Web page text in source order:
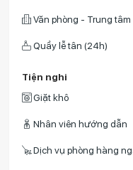
Văn phòng - Trung tâm
Quầy lễ tân (24h)
Tiện nghi
Giặt khô
Nhân viên hướng dẫn
Dịch vụ phòng hàng